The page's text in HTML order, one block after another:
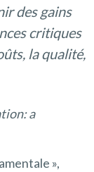
des gains
critiques
la qualité,
a
»,